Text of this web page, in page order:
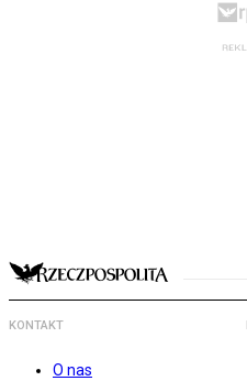
KONTAKT
O nas